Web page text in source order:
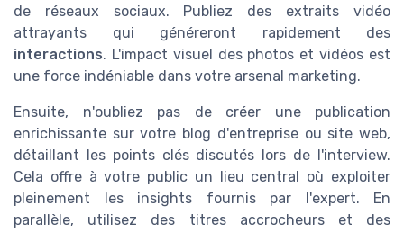
de réseaux sociaux. Publiez des extraits vidéo
attrayants qui généreront rapidement des
interactions. L'impact visuel des photos et vidéos est
une force indéniable dans votre arsenal marketing.
Ensuite, n'oubliez pas de créer une publication
enrichissante sur votre blog d'entreprise ou site web,
détaillant les points clés discutés lors de l'interview.
Cela offre à votre public un lieu central où exploiter
pleinement les insights fournis par l'expert. En
parallèle, utilisez des titres accrocheurs et des